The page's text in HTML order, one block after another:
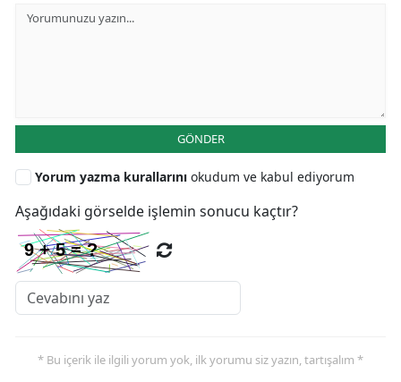
GÖNDER
Yorum yazma kurallarını okudum ve kabul ediyorum
Aşağıdaki görselde işlemin sonucu kaçtır?
* Bu içerik ile ilgili yorum yok, ilk yorumu siz yazın, tartışalım *